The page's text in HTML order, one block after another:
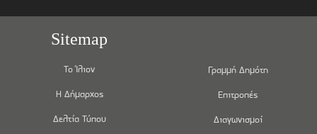
Sitemap
Το Ίλιον
Η Δήμαρχος
Δελτία Τύπου
Γραμμή Δημότη
Επιτροπές
Διαγωνισμοί